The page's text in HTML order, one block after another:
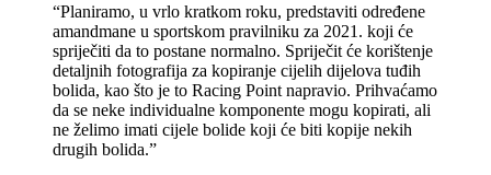
“Planiramo, u vrlo kratkom roku, predstaviti određene
amandmane u sportskom pravilniku za 2021. koji će
spriječiti da to postane normalno. Spriječit će korištenje
detaljnih fotografija za kopiranje cijelih dijelova tuđih
bolida, kao što je to Racing Point napravio. Prihvaćamo
da se neke individualne komponente mogu kopirati, ali
ne želimo imati cijele bolide koji će biti kopije nekih
drugih bolida.”